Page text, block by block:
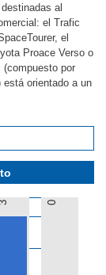
0
al
el Trafic
el
Proace Verso o
por
orientado a un